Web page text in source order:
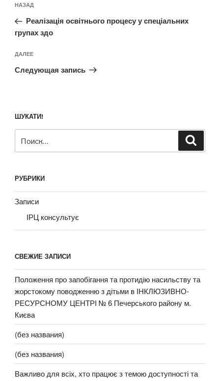
по
записям
Предыдущая
запись:
НАЗАД
Реалізація освітнього процесу у спеціальних
групах здо
Следующая
запись
ДАЛЕЕ
Следующая запись
ШУКАТИ!
РУБРИКИ
Записи
ІРЦ консультує
СВЕЖИЕ ЗАПИСИ
Положення про запобігання та протидію насильству та
жорстокому поводженню з дітьми в ІНКЛЮЗИВНО-
РЕСУРСНОМУ ЦЕНТРІ № 6 Печерського району м.
Києва
(без названия)
(без названия)
Важливо для всіх, хто працює з темою доступності та